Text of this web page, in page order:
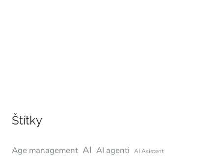
Štítky
Age management AI AI agenti AI Asistent